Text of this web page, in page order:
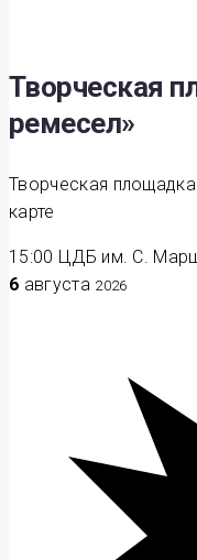
Творческая
ремесел»
Творческая
карте
15:00 ЦДБ им. С.
6 августа 2026